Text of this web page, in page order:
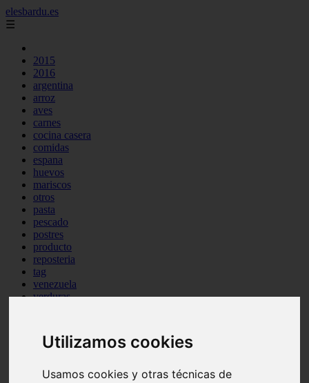
Utilizamos cookies
Usamos cookies y otras técnicas de
elesbardu.es
☰
2015
2016
argentina
arroz
aves
carnes
cocina casera
comidas
espana
huevos
mariscos
otros
pasta
pescado
postres
producto
reposteria
tag
venezuela
verduras
Teruel - sarrión
Cádiz - algodonales
Madrid - madrid